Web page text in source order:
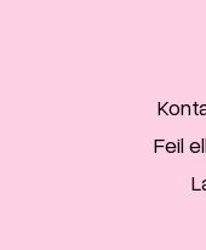
Feil